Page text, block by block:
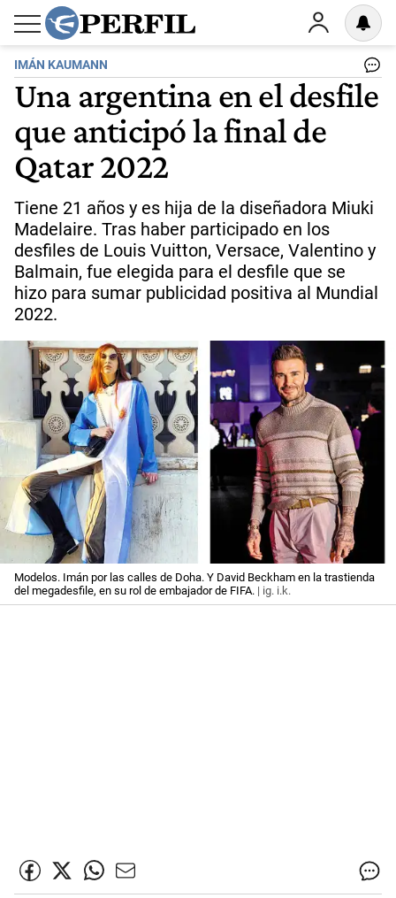
IMÁN KAUMANN
Una argentina en el desfile
que anticipó la final de
Qatar 2022
Tiene 21 años y es hija de la diseñadora Miuki
Madelaire. Tras haber participado en los
desfiles de Louis Vuitton, Versace, Valentino y
Balmain, fue elegida para el desfile que se
hizo para sumar publicidad positiva al Mundial
2022.
Modelos. Imán por las calles de Doha. Y David Beckham en la trastienda
del megadesfile, en su rol de embajador de FIFA. | ig. i.k.